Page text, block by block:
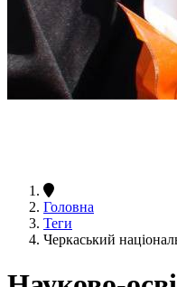
Головна
Теги
Черкаський